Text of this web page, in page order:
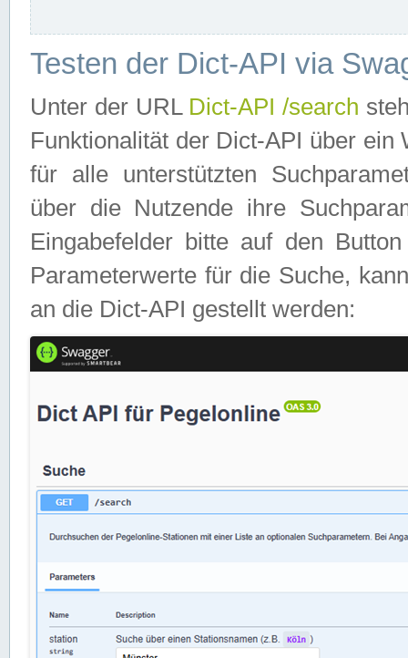
Testen der Dict-API via
Unter der URL Dict-API /search
Funktionalität der Dict-API über
für alle unterstützten
über die Nutzende ihre
Eingabefelder bitte auf den
Parameterwerte für die Suche,
an die Dict-API gestellt werden: